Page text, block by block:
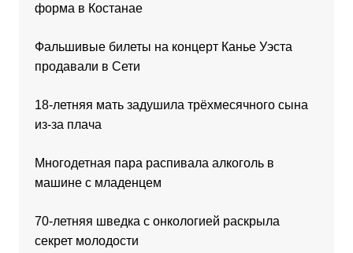
форма в Костанае
Фальшивые билеты на концерт Канье Уэста
продавали в Сети
18-летняя мать задушила трёхмесячного сына
из-за плача
Многодетная пара распивала алкоголь в
машине с младенцем
70-летняя шведка с онкологией раскрыла
секрет молодости